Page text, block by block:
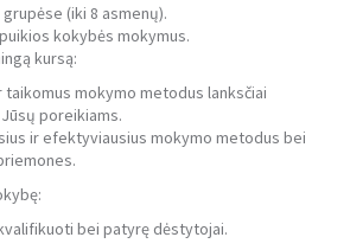
(iki 8 asmenų).
kokybės mokymus.
kursą:
mokymo metodus lanksčiai
poreikiams.
efektyviausius mokymo metodus bei
bei patyrę dėstytojai.